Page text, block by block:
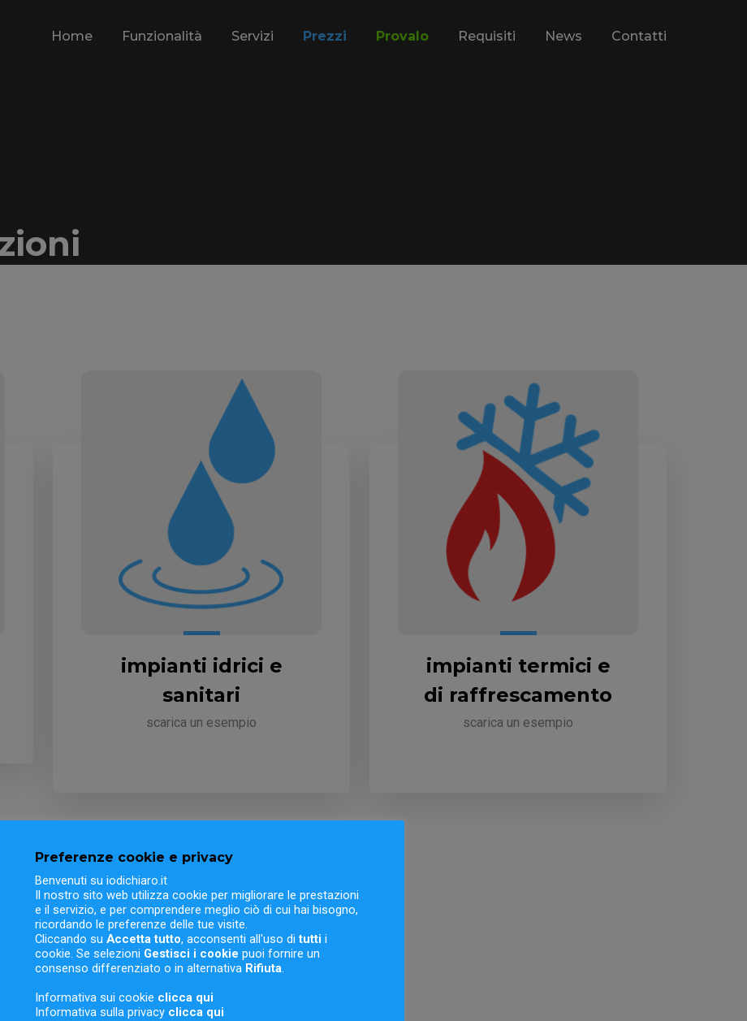
Home Funzionalità Servizi Prezzi Provalo Requisiti News Contatti
impianti idrici e
sanitari
scarica un esempio
impianti termici e
di raffrescamento
scarica un esempio
Preferenze cookie e privacy
Benvenuti su iodichiaro.it
Il nostro sito web utilizza cookie per migliorare le prestazioni
e il servizio, e per comprendere meglio ciò di cui hai bisogno,
ricordando le preferenze delle tue visite.
Cliccando su Accetta tutto, acconsenti all'uso ditutti i
cookie. Se selezioni Gestisci i cookie puoi fornire un
consenso differenziato o in alternativa Rifiuta.
Informativa sui cookie clicca qui
Informativa sulla privacy clicca qui